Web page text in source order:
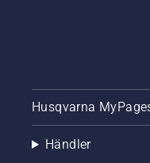
Husqvarna
Händler